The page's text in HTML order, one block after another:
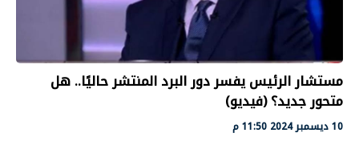
مستشار الرئيس يفسر دور البرد المنتشر حاليًا.. هل
متحور جديد؟ (فيديو)
10 ديسمبر 2024 11:50 م